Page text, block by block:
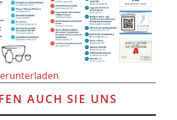
AUCH SIE UNS